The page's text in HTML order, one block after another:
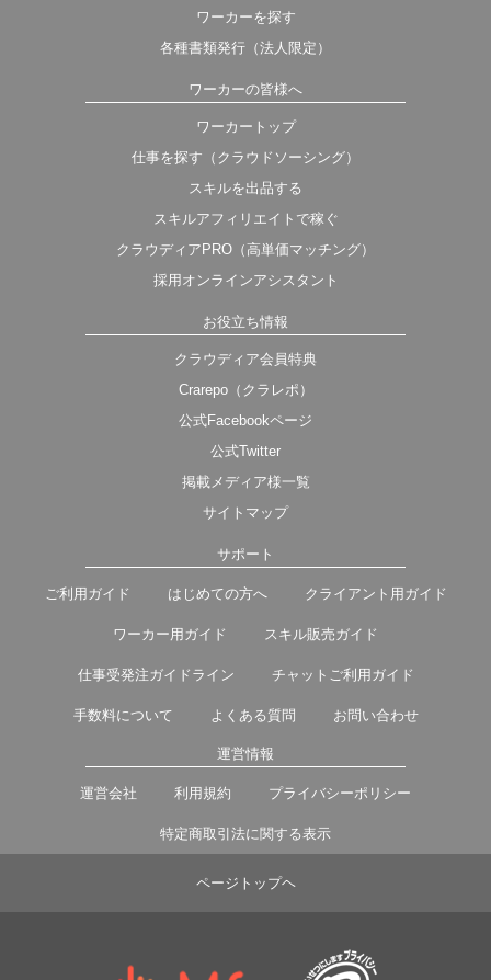
ワーカーを探す
各種書類発行（法人限定）
ワーカーの皆様へ
ワーカートップ
仕事を探す（クラウドソーシング）
スキルを出品する
スキルアフィリエイトで稼ぐ
クラウディアPRO（高単価マッチング）
採用オンラインアシスタント
お役立ち情報
クラウディア会員特典
Crarepo（クラレポ）
公式Facebookページ
公式Twitter
掲載メディア様一覧
サイトマップ
サポート
ご利用ガイド はじめての方へ クライアント用ガイド
ワーカー用ガイド スキル販売ガイド
仕事受発注ガイドライン チャットご利用ガイド
手数料について よくある質問 お問い合わせ
運営情報
運営会社 利用規約 プライバシーポリシー
特定商取引法に関する表示
ページトップヘ